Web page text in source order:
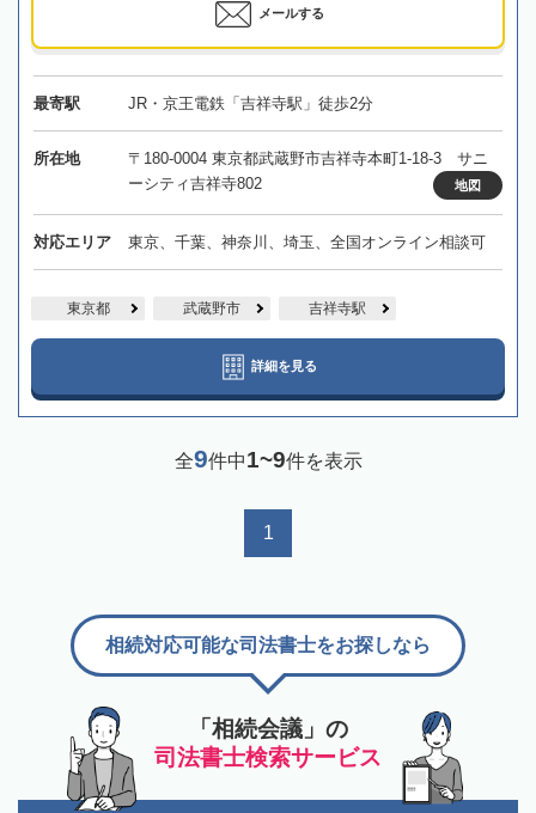
メールする
最寄駅 JR・京王電鉄「吉祥寺駅」徒歩2分
所在地
〒180-0004 東京都武蔵野市吉祥寺本町1-18-3 サニ
ーシティ吉祥寺802
地図
対応エリア 東京、千葉、神奈川、埼玉、全国オンライン相談可
東京都 武蔵野市 吉祥寺駅
詳細を見る
全9件中1~9件を表示
1
「相続会議」の
司法書士検索サービス
相続対応可能な司法書士をお探しなら